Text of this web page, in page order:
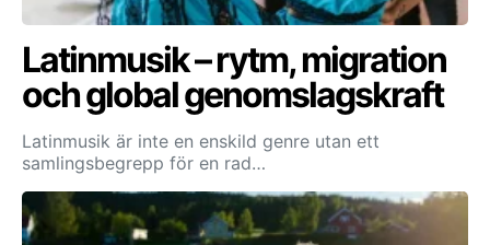
Latinmusik – rytm, migration
och global genomslagskraft
Latinmusik är inte en enskild genre utan ett
samlingsbegrepp för en rad…